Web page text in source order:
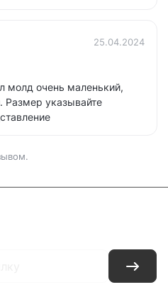
25.04.2024
молд очень маленький,
Размер указывайте